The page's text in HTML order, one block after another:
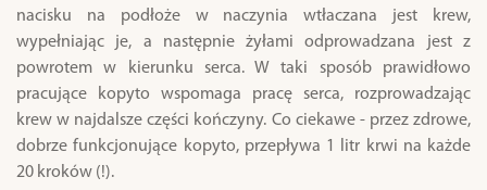
nacisku na podłoże w naczynia wtłaczana jest krew,
wypełniając je, a następnie żyłami odprowadzana jest z
powrotem w kierunku serca. W taki sposób prawidłowo
pracujące kopyto wspomaga pracę serca, rozprowadzając
krew w najdalsze części kończyny. Co ciekawe - przez zdrowe,
dobrze funkcjonujące kopyto, przepływa 1 litr krwi na każde
20 kroków (!).